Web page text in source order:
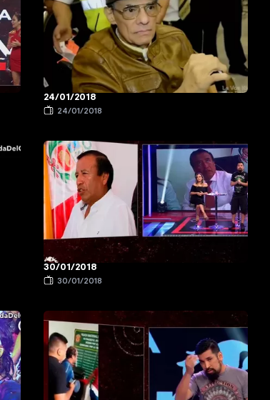
24/01/2018
24/01/2018
30/01/2018
30/01/2018